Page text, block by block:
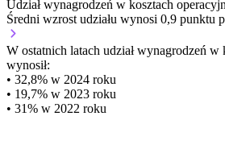
Udział wynagrodzeń w kosztach
Średni wzrost udziału wynosi 0,9 punktu
W ostatnich latach udział wynagrodzeń w
wynosił:
• 32,8% w 2024 roku
• 19,7% w 2023 roku
• 31% w 2022 roku